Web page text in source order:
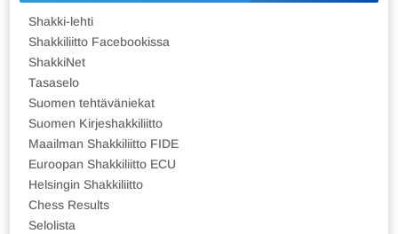
Shakki-lehti
Shakkiliitto Facebookissa
ShakkiNet
Tasaselo
Suomen tehtäväniekat
Suomen Kirjeshakkiliitto
Maailman Shakkiliitto FIDE
Euroopan Shakkiliitto ECU
Helsingin Shakkiliitto
Chess Results
Selolista